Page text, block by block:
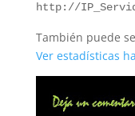
http://
También puede
Ver estadísticas